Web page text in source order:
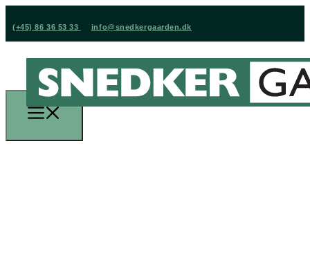
(+45) 86 36 53 33 info@snedkergaarden.dk